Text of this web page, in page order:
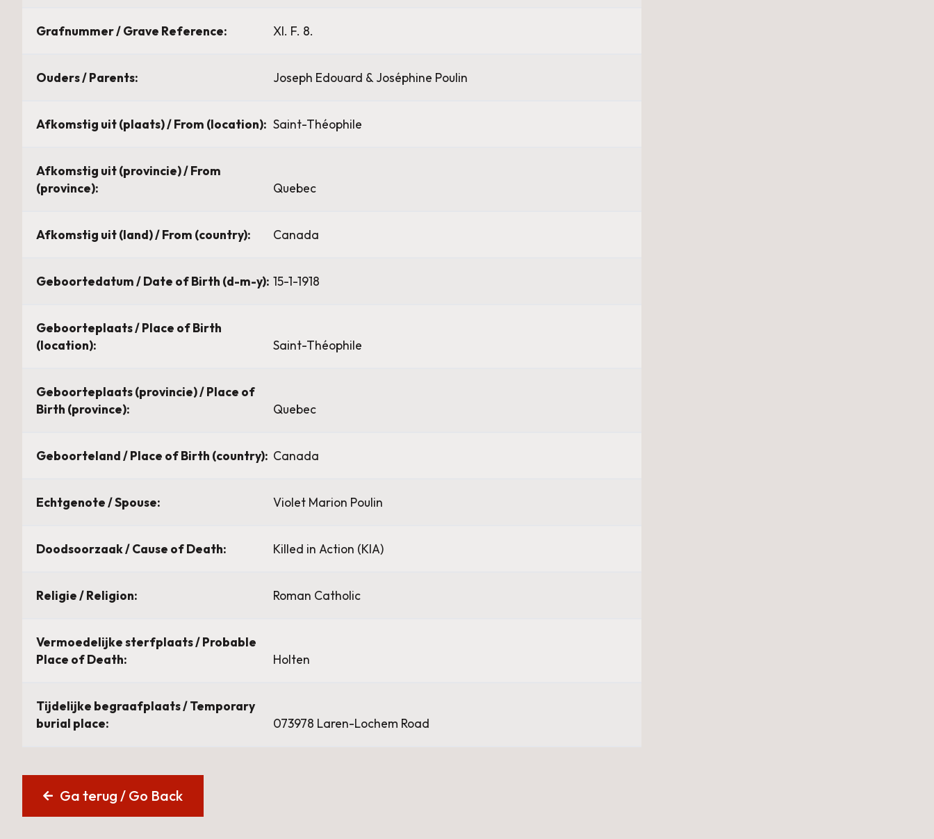
Grafnummer / Grave Reference: XI. F. 8.
Ouders / Parents: Joseph Edouard & Joséphine Poulin
Afkomstig uit (plaats) / From (location): Saint-Théophile
Afkomstig uit (provincie) / From
(province):
Quebec
Afkomstig uit (land) / From (country): Canada
Geboortedatum / Date of Birth (d-m-y): 15-1-1918
Geboorteplaats / Place of Birth
(location):
Saint-Théophile
Geboorteplaats (provincie) / Place of
Birth (province):
Quebec
Geboorteland / Place of Birth (country): Canada
Echtgenote / Spouse: Violet Marion Poulin
Doodsoorzaak / Cause of Death: Killed in Action (KIA)
Religie / Religion: Roman Catholic
Vermoedelijke sterfplaats / Probable
Place of Death:
Holten
Tijdelijke begraafplaats / Temporary
burial place:
073978 Laren-Lochem Road
Ga terug / Go Back